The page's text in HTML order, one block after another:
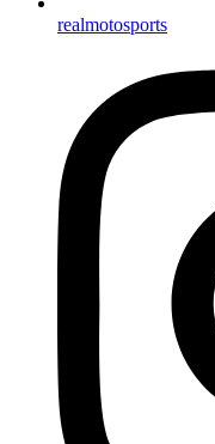
realmotosports